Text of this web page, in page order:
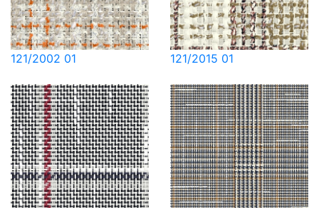
121/2002 01 121/2015 01